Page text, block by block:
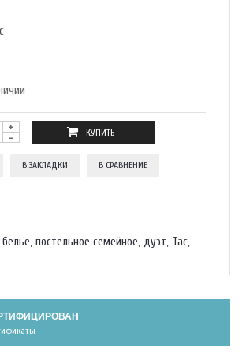
В ЗАКЛАДКИ В СРАВНЕНИЕ
, постельное семейное, дуэт, Тас,